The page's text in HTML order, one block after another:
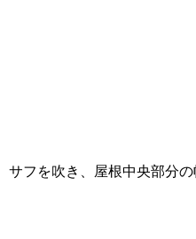
サフを吹き、屋根中央部分の